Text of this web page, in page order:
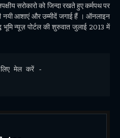
सरोकारो को जिन्दा रखते हुए कर्मपथ पर
नयी आशाएं और उम्मीदें जगाई हैं । ऑनलाइन
भूमि न्यूज़ पोर्टल की शुरुवात जुलाई 2013 में
मेल करें -